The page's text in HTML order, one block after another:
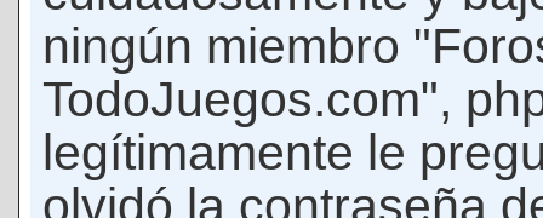
ningún miembro
TodoJuegos.com",
legítimamente le
olvidó la contraseña